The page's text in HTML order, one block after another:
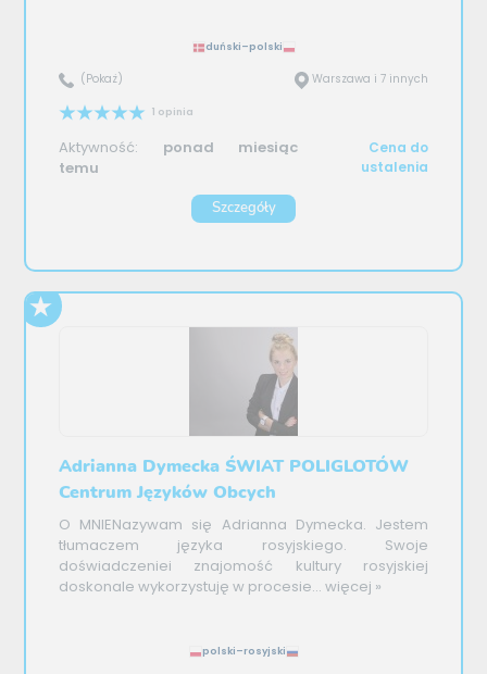
duński–polski
(Pokaż) Warszawa i 7 innych
1 opinia
Aktywność: ponad miesiąc
temu
Cena do
ustalenia
Szczegóły
Adrianna Dymecka ŚWIAT POLIGLOTÓW
Centrum Języków Obcych
O MNIENazywam się Adrianna Dymecka. Jestem
tłumaczem języka rosyjskiego. Swoje
doświadczeniei znajomość kultury rosyjskiej
doskonale wykorzystuję w procesie... więcej »
polski–rosyjski